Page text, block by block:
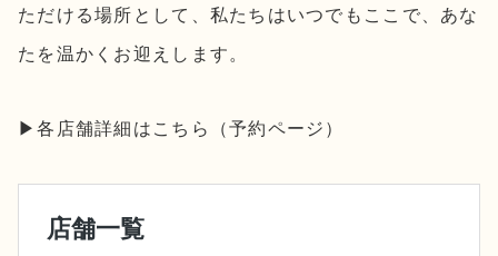
ただける場所として、私たちはいつでもここで、あな
たを温かくお迎えします。
▶︎各店舗詳細はこちら（予約ページ）